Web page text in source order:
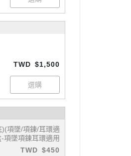
TWD $1,500
項墜/項鍊/耳環適
項墜項鍊耳環適用
TWD $450